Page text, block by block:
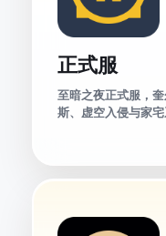
正式服
至暗之夜正式服，
斯、虚空入侵与家